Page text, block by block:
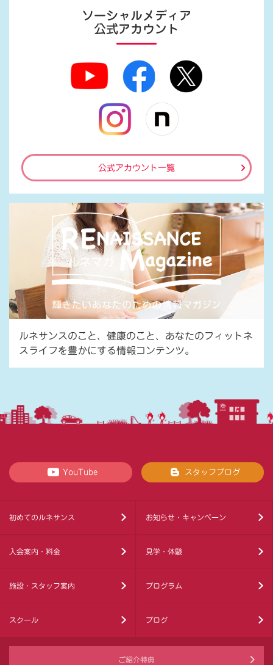
ソーシャルメディア
公式アカウント
公式アカウント一覧
ルネサンスのこと、健康のこと、あなたのフィットネ
スライフを豊かにする情報コンテンツ。
YouTube スタッフブログ
初めてのルネサンス お知らせ・キャンペーン
入会案内・料金 見学・体験
施設・スタッフ案内 プログラム
スクール ブログ
ご紹介特典